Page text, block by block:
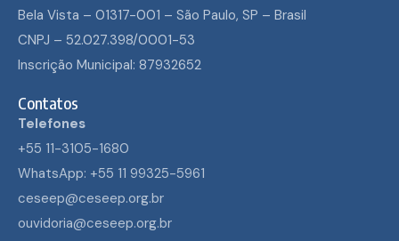
Bela Vista – 01317-001 – São Paulo, SP – Brasil
CNPJ – 52.027.398/0001-53
Inscrição Municipal: 87932652
Contatos
Telefones
+55 11-3105-1680
WhatsApp: +55 11 99325-5961
ceseep@ceseep.org.br
ouvidoria@ceseep.org.br